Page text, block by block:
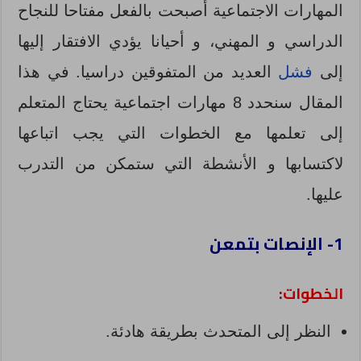
المهارات الاجتماعية أصبحت بالفعل مفتاحا للنجاح
الدراسي و المهني، و أحيانا يؤدي الافتقار إليها
إلى فشل العديد من المتفوقين دراسيا. في هذا
المقال سنحدد 8 مهارات اجتماعية يحتاج المتعلم
إلى تعلمها مع الخطوات التي يجب اتباعها
لاكتسابها و الأنشطة التي ستمكن من التدرب
عليها.
1- الإنصات بتمعن
الخطوات:
النظر إلى المتحدث بطريقة هادئة.